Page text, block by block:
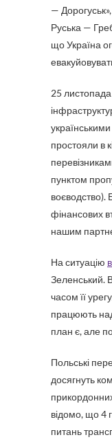
—
Руська —
що Україна
25 листопада
українськими
простояли в
пунктом
воєводство).
фінансових
нашим
На ситуацію
Зеленський.
часом її
працюють
план є, але
Польські
досягнуть
відомо, що 4
питань